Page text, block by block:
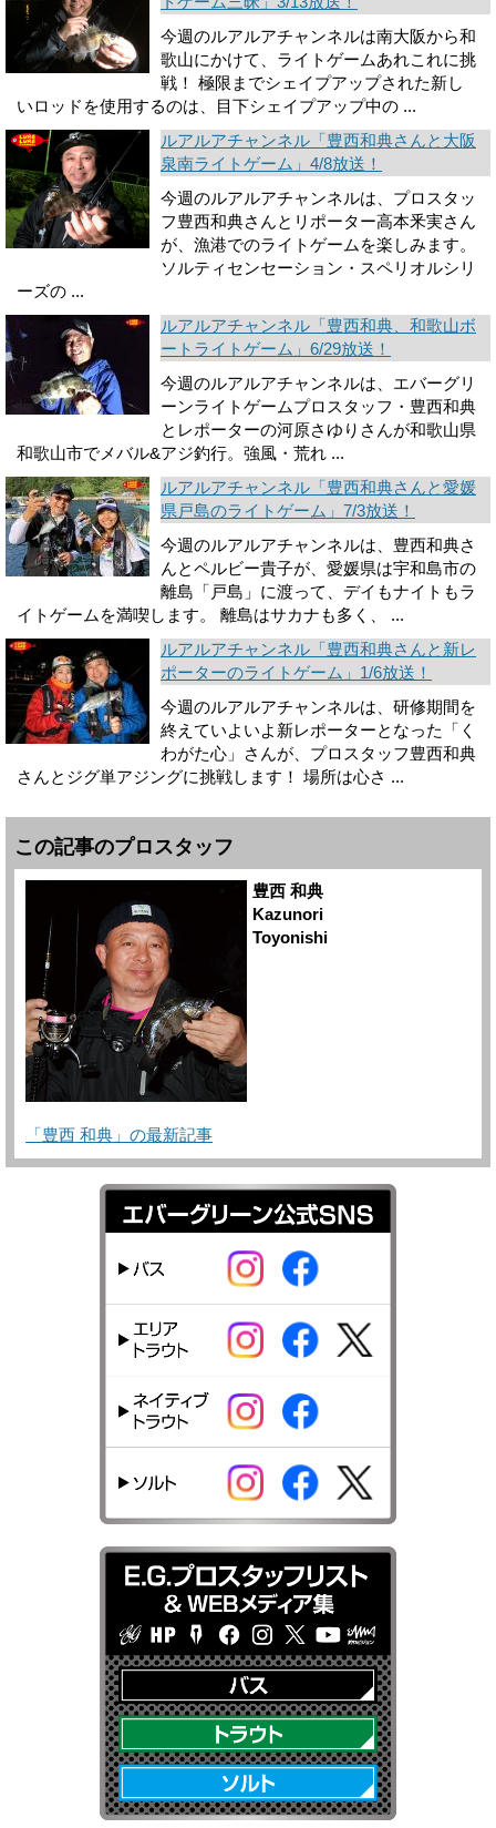
今週のルアルアチャンネルは南大阪から和
歌山にかけて、ライトゲームあれこれに挑
戦！ 極限までシェイプアップされた新し
いロッドを使用するのは、目下シェイプアップ中の ...
ルアルアチャンネル「豊西和典さんと大阪
泉南ライトゲーム」4/8放送！
今週のルアルアチャンネルは、プロスタッ
フ豊西和典さんとリポーター高本釆実さん
が、漁港でのライトゲームを楽しみます。
ソルティセンセーション・スペリオルシリ
ーズの ...
ルアルアチャンネル「豊西和典、和歌山ボ
ートライトゲーム」6/29放送！
今週のルアルアチャンネルは、エバーグリ
ーンライトゲームプロスタッフ・豊西和典
とレポーターの河原さゆりさんが和歌山県
和歌山市でメバル&アジ釣行。強風・荒れ ...
ルアルアチャンネル「豊西和典さんと愛媛
県戸島のライトゲーム」7/3放送！
今週のルアルアチャンネルは、豊西和典さ
んとペルビー貴子が、愛媛県は宇和島市の
離島「戸島」に渡って、デイもナイトもラ
イトゲームを満喫します。 離島はサカナも多く、 ...
ルアルアチャンネル「豊西和典さんと新レ
ポーターのライトゲーム」1/6放送！
今週のルアルアチャンネルは、研修期間を
終えていよいよ新レポーターとなった「く
わがた心」さんが、プロスタッフ豊西和典
さんとジグ単アジングに挑戦します！ 場所は心さ ...
この記事のプロスタッフ
豊西 和典
Kazunori
Toyonishi
「豊西 和典」の最新記事